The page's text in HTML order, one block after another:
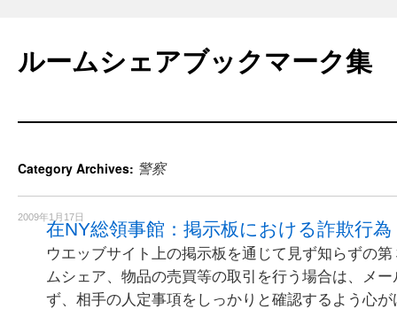
content
ルームシェアブックマーク集
Category Archives: 警察
2009年1月17日
在NY総領事館：掲示板における詐欺行為
ウエッブサイト上の掲示板を通じて見ず知らずの
ムシェア、物品の売買等の取引を行う場合は、メ
ず、相手の人定事項をしっかりと確認するよう心